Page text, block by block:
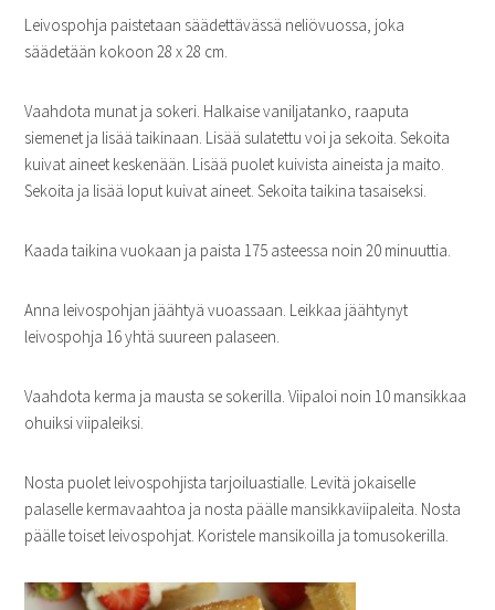
Leivospohja paistetaan säädettävässä neliövuossa, joka
säädetään kokoon 28 x 28 cm.
Vaahdota munat ja sokeri. Halkaise vaniljatanko, raaputa
siemenet ja lisää taikinaan. Lisää sulatettu voi ja sekoita. Sekoita
kuivat aineet keskenään. Lisää puolet kuivista aineista ja maito.
Sekoita ja lisää loput kuivat aineet. Sekoita taikina tasaiseksi.
Kaada taikina vuokaan ja paista 175 asteessa noin 20 minuuttia.
Anna leivospohjan jäähtyä vuoassaan. Leikkaa jäähtynyt
leivospohja 16 yhtä suureen palaseen.
Vaahdota kerma ja mausta se sokerilla. Viipaloi noin 10 mansikkaa
ohuiksi viipaleiksi.
Nosta puolet leivospohjista tarjoiluastialle. Levitä jokaiselle
palaselle kermavaahtoa ja nosta päälle mansikkaviipaleita. Nosta
päälle toiset leivospohjat. Koristele mansikoilla ja tomusokerilla.